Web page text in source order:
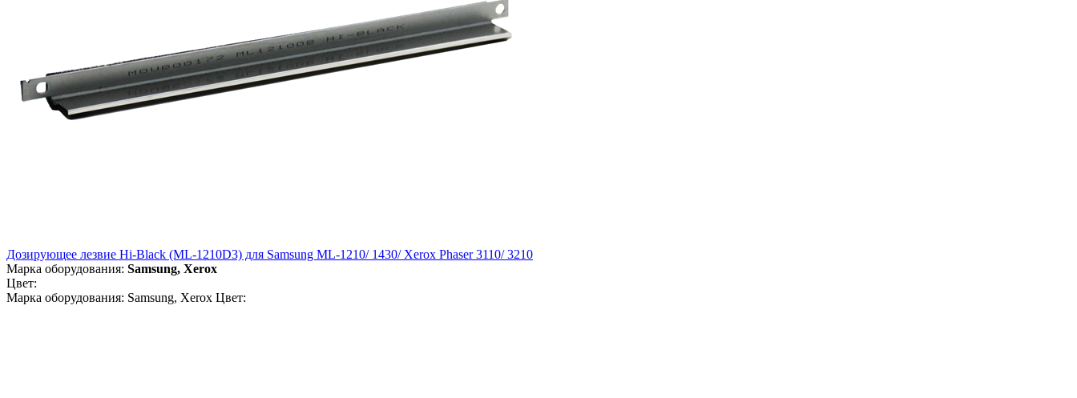
Дозирующее лезвие Hi-Black (ML-1210D3) для Samsung ML-1210/ 1430/ Xerox Phaser 3110/ 3210
Марка оборудования: Samsung, Xerox
Цвет:
Марка оборудования: Samsung, Xerox Цвет: